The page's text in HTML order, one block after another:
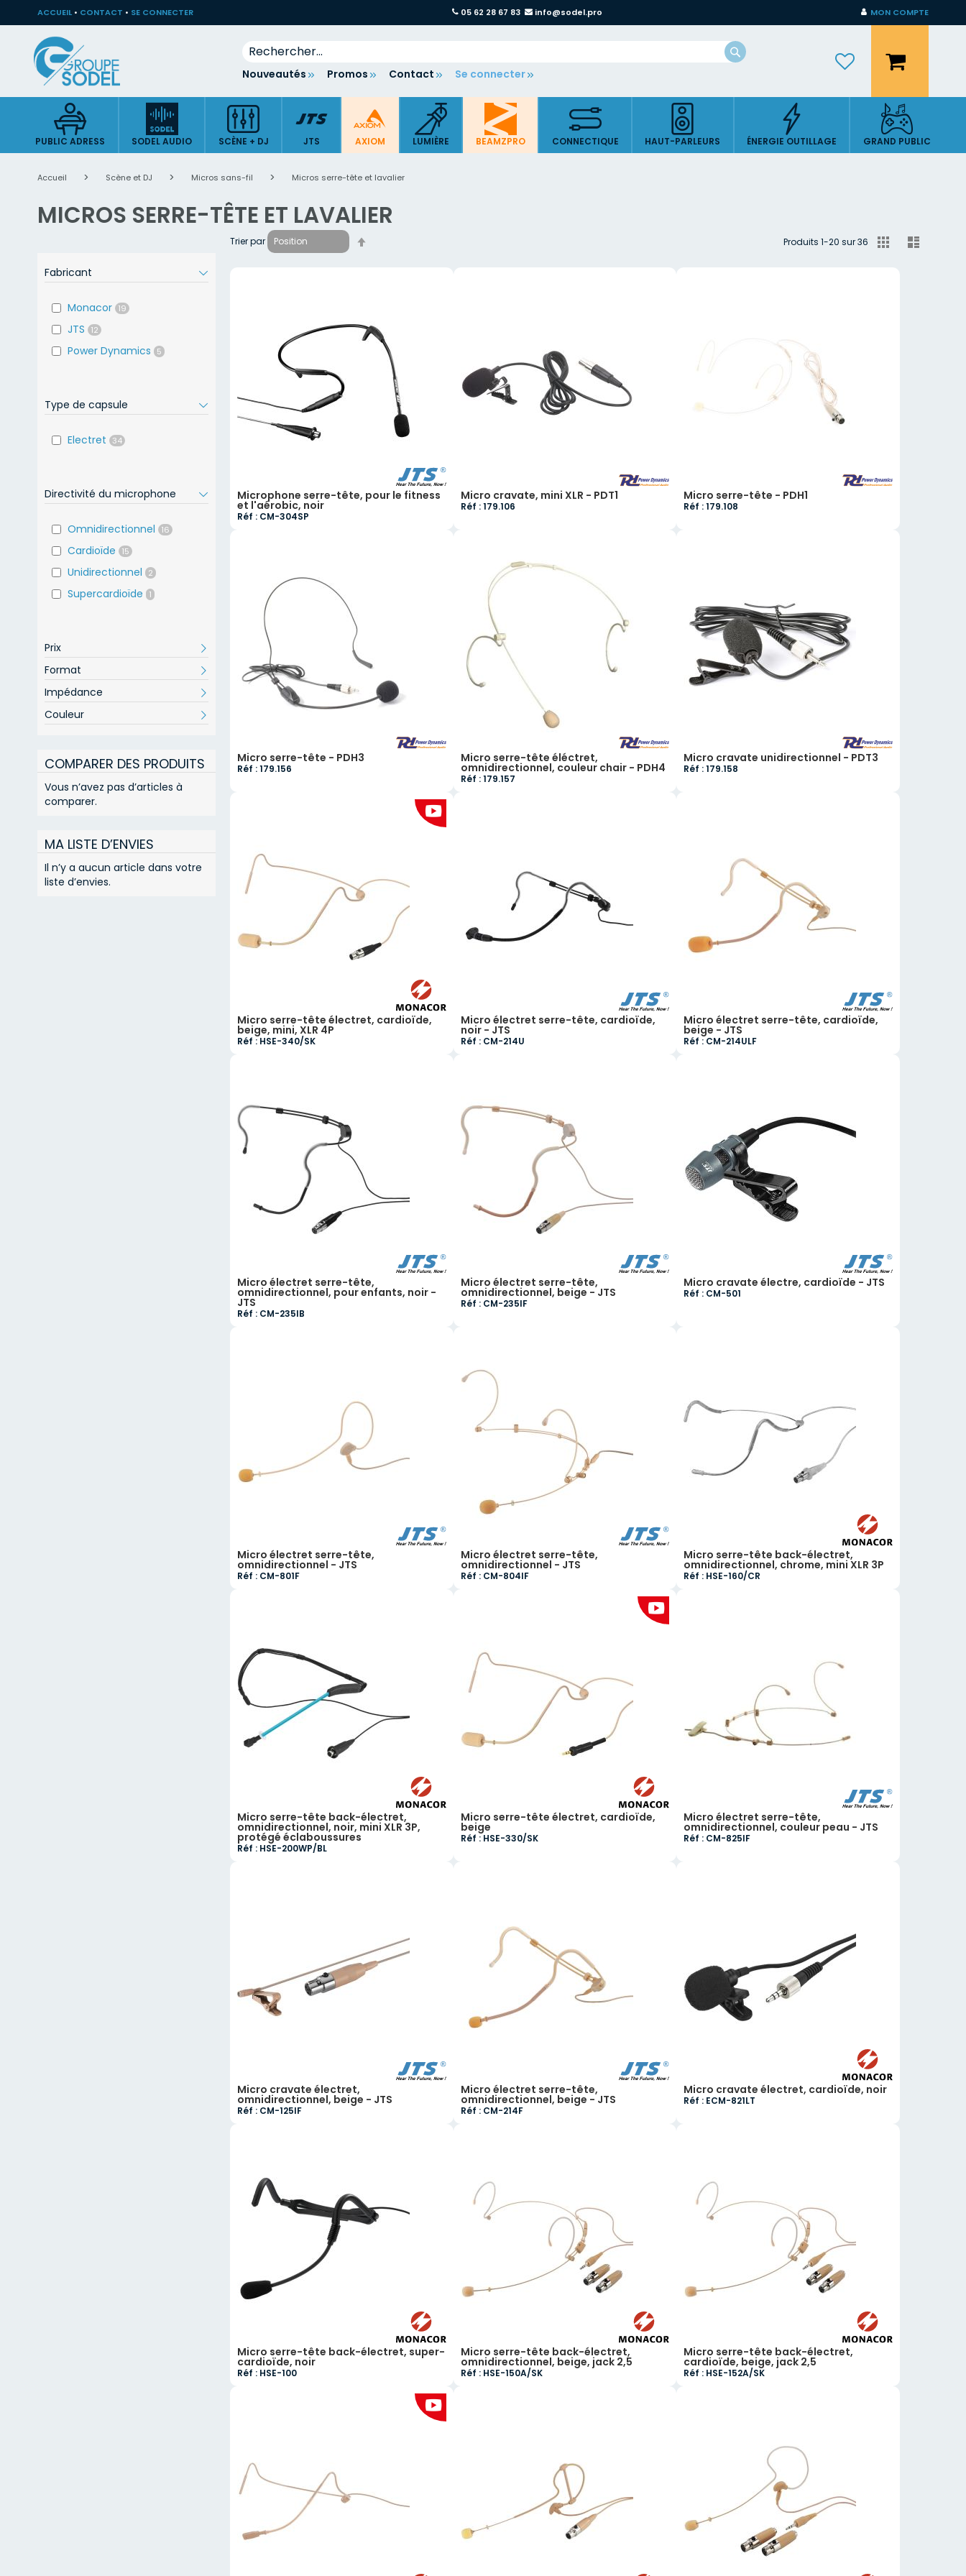
ACCUEIL • CONTACT • SE CONNECTER 05 62 28 67 83 info@sodel.pro MON COMPTE
Allez
contenu
Nouveautés Promos Contact Se connecter
Mon panier
Rechercher
PUBLIC ADRESS SODEL AUDIO SCÈNE + DJ JTS AXIOM LUMIÈRE BEAMZPRO CONNECTIQUE HAUT-PARLEURS ÉNERGIE OUTILLAGE GRAND PUBLIC
Accueil Scène et DJ Micros sans-fil Micros serre-tête et lavalier
MICROS SERRE-TÊTE ET LAVALIER
en
Grille
Produits 1-20 sur36
Trier par
Microphone serre-tête, pour le fitness
et l'aérobic, noir
Réf : CM-304SP
Micro cravate, mini XLR - PDT1
Réf : 179.106
Micro serre-tête - PDH1
Réf : 179.108
Micro serre-tête - PDH3
Réf : 179.156
Micro serre-tête éléctret,
omnidirectionnel, couleur chair - PDH4
Réf : 179.157
Micro cravate unidirectionnel - PDT3
Réf : 179.158
Micro serre-tête électret, cardioïde,
beige, mini, XLR 4P
Réf : HSE-340/SK
Micro électret serre-tête, cardioïde,
noir - JTS
Réf : CM-214U
Micro électret serre-tête, cardioïde,
beige - JTS
Réf : CM-214ULF
Micro électret serre-tête,
omnidirectionnel, pour enfants, noir -
JTS
Réf : CM-235IB
Micro électret serre-tête,
omnidirectionnel, beige - JTS
Réf : CM-235IF
Micro cravate électre, cardioïde - JTS
Réf : CM-501
Micro électret serre-tête,
omnidirectionnel - JTS
Réf : CM-801F
Micro électret serre-tête,
omnidirectionnel - JTS
Réf : CM-804IF
Micro serre-tête back-électret,
omnidirectionnel, chrome, mini XLR 3P
Réf : HSE-160/CR
Micro serre-tête back-électret,
omnidirectionnel, noir, mini XLR 3P,
protégé éclaboussures
Réf : HSE-200WP/BL
Micro serre-tête électret, cardioïde,
beige
Réf : HSE-330/SK
Micro électret serre-tête,
omnidirectionnel, couleur peau - JTS
Réf : CM-825IF
Micro cravate électret,
omnidirectionnel, beige - JTS
Réf : CM-125IF
Micro électret serre-tête,
omnidirectionnel, beige - JTS
Réf : CM-214F
Micro cravate électret, cardioïde, noir
Réf : ECM-821LT
Micro serre-tête back-électret, super-
cardioïde, noir
Réf : HSE-100
Micro serre-tête back-électret,
omnidirectionnel, beige, jack 2,5
Réf : HSE-150A/SK
Micro serre-tête back-électret,
cardioïde, beige, jack 2,5
Réf : HSE-152A/SK
Fabricant
Monacor 19
JTS 12
Power Dynamics 5
Type de capsule
Electret 34
Directivité du microphone
Omnidirectionnel 16
Cardioïde 15
Unidirectionnel 2
Supercardioïde 1
Prix
Format
Impédance
Couleur
COMPARER DES PRODUITS
Vous n’avez pas d’articles à
comparer.
MA LISTE D’ENVIES
Il n’y a aucun article dans votre
liste d’envies.